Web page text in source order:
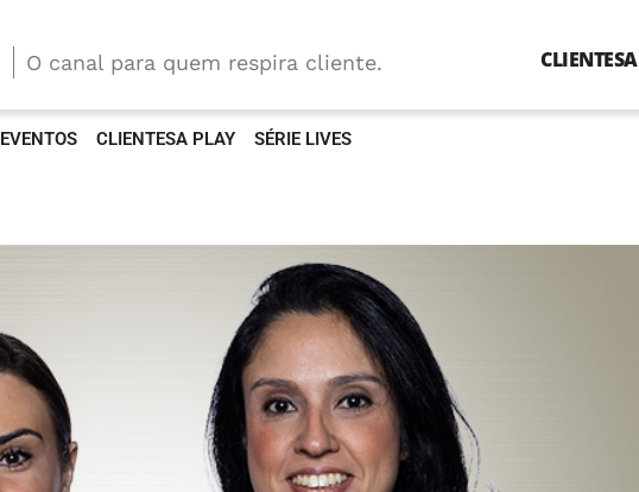
O canal para quem respira cliente. CLIENTESA
EVENTOS CLIENTESA PLAY SÉRIE LIVES